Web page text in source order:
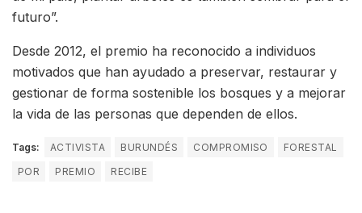
futuro”.
Desde 2012, el premio ha reconocido a individuos
motivados que han ayudado a preservar, restaurar y
gestionar de forma sostenible los bosques y a mejorar
la vida de las personas que dependen de ellos.
Tags: ACTIVISTA BURUNDÉS COMPROMISO
FORESTAL
POR
PREMIO RECIBE